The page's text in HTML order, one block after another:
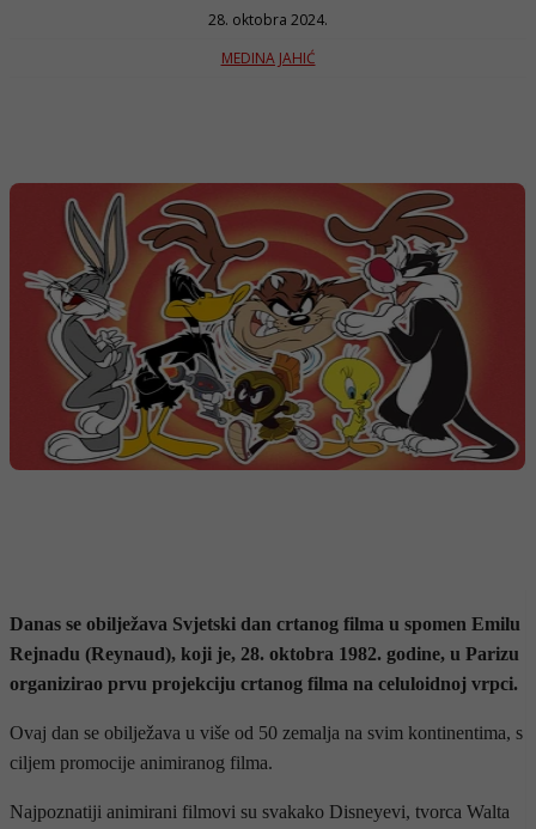
28. oktobra 2024.
MEDINA JAHIĆ
Danas se obilježava Svjetski dan crtanog filma u spomen Emilu
Rejnadu (Reynaud), koji je, 28. oktobra 1982. godine, u Parizu
organizirao prvu projekciju crtanog filma na celuloidnoj vrpci.
Ovaj dan se obilježava u više od 50 zemalja na svim kontinentima, s
ciljem promocije animiranog filma.
Najpoznatiji animirani filmovi su svakako Disneyevi, tvorca Walta